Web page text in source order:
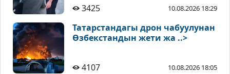
3425 10.08.2026 18:29
Татарстандагы дрон чабуулунан
Өзбекстандын жети жа ..>
4107 10.08.2026 18:05